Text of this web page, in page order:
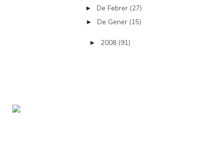
► De Febrer (27)
► De Gener (15)
► 2008 (91)